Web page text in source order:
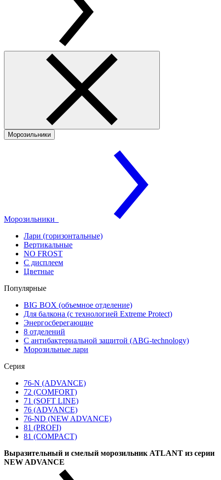
Морозильники
Морозильники
Лари (горизонтальные)
Вертикальные
NO FROST
С дисплеем
Цветные
Популярные
BIG BOX (объемное отделение)
Для балкона (с технологией Extreme Protect)
Энергосберегающие
8 отделений
С антибактериальной защитой (ABG-technology)
Морозильные лари
Серия
76-N (ADVANCE)
72 (COMFORT)
71 (SOFT LINE)
76 (ADVANCE)
76-ND (NEW ADVANCE)
81 (PROFI)
81 (COMPACT)
Выразительный и смелый морозильник ATLANT из серии
NEW ADVANCE